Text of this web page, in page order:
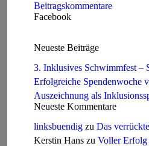
Beitragskommentare
Facebook
Neueste Beiträge
3. Inklusives Schwimmfest –
Erfolgreiche Spendenwoche
Auszeichnung als
Neueste Kommentare
linksbuendig zu Das
Kerstin Hans zu Voller Erfolg